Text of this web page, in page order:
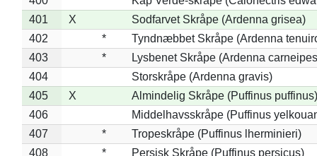
401
X
Sodfarvet Skråpe (Ardenna grisea)
402
*
Tyndnæbbet Skråpe (Ardenna
403
*
Lysbenet Skråpe (Ardenna
404
Storskråpe (Ardenna gravis)
405
X
Almindelig Skråpe (Puffinus puffinus)
406
Middelhavsskråpe (Puffinus
407
*
Tropeskråpe (Puffinus lherminieri)
408
*
Persisk Skråpe (Puffinus persicus)